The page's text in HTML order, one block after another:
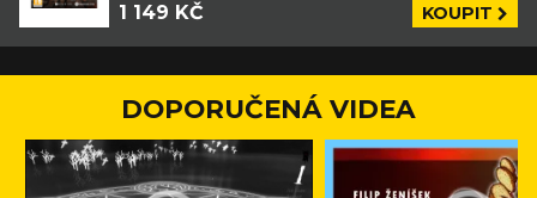
1 149 KČ KOUPIT
DOPORUČENÁ VIDEA